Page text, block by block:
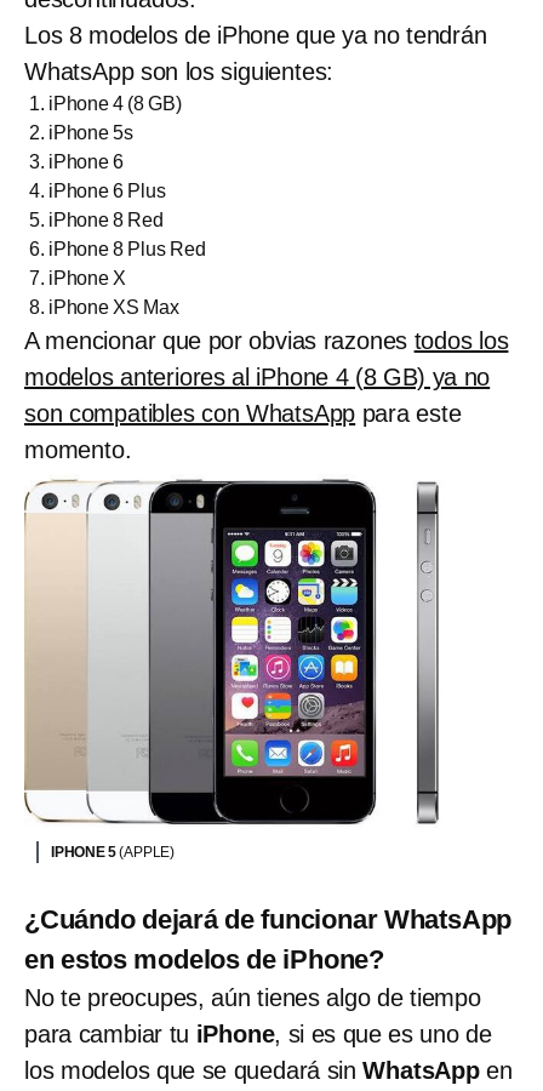
Los 8 modelos de iPhone que ya no tendrán
WhatsApp son los siguientes:
iPhone 4 (8 GB)
iPhone 5s
iPhone 6
iPhone 6 Plus
iPhone 8 Red
iPhone 8 Plus Red
iPhone X
iPhone XS Max
A mencionar que por obvias razones todos los
modelos anteriores al iPhone 4 (8 GB) ya no
son compatibles con WhatsApp para este
momento.
IPHONE 5(APPLE)
¿Cuándo dejará de funcionar WhatsApp
en estos modelos de iPhone?
No te preocupes, aún tienes algo de tiempo
para cambiar tu iPhone, si es que es uno de
los modelos que se quedará sinWhatsAppen